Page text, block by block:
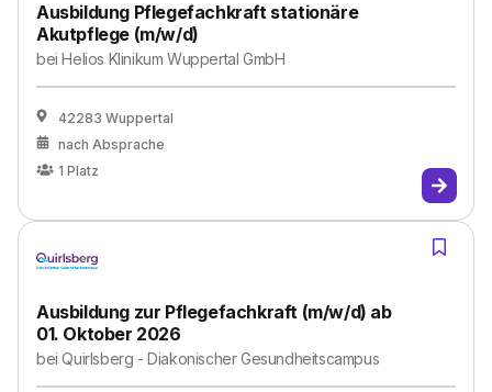
Ausbildung Pflegefachkraft stationäre
Akutpflege (m/w/d)
beiHelios Klinikum Wuppertal GmbH
42283 Wuppertal
nach Absprache
1 Platz
Ausbildung zur Pflegefachkraft (m/w/d) ab
01. Oktober 2026
beiQuirlsberg - Diakonischer Gesundheitscampus